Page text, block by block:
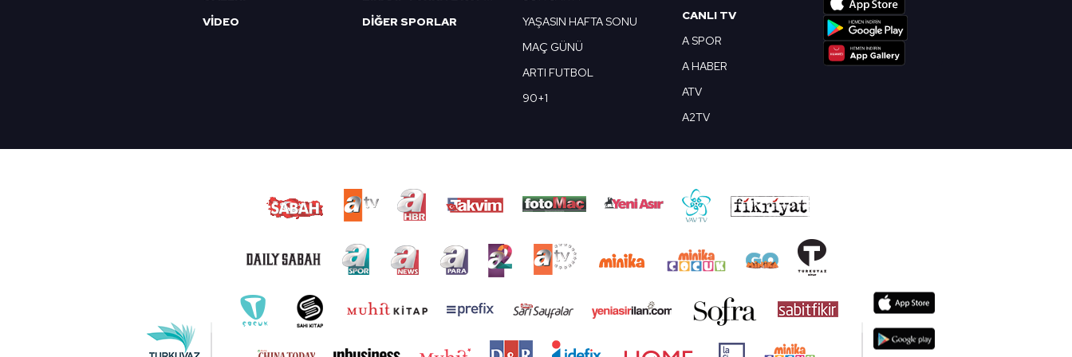
VİDEO
DİĞER SPORLAR
YAŞASIN HAFTA SONU
MAÇ GÜNÜ
ARTI FUTBOL
90+1
CANLI TV
A SPOR
A HABER
ATV
A2TV